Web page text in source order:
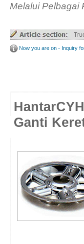
Melalui Pelbagai
Now you are on - Inquiry
Ganti